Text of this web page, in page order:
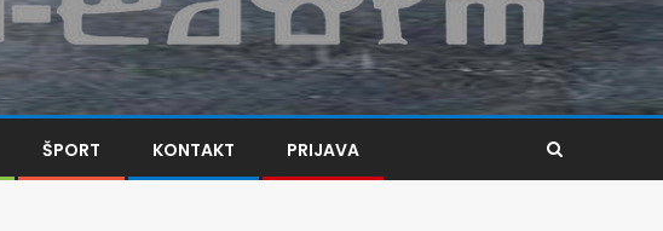
ŠPORT KONTAKT PRIJAVA